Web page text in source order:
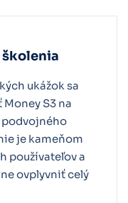
školenia
ukážok sa
S3 na
podvojného
je kameňom
používateľov a
ovplyvniť celý